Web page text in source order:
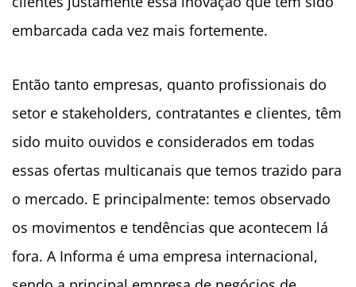
embarcada cada vez mais fortemente.
Então tanto empresas, quanto profissionais do
setor e stakeholders, contratantes e clientes, têm
sido muito ouvidos e considerados em todas
essas ofertas multicanais que temos trazido para
o mercado. E principalmente: temos observado
os movimentos e tendências que acontecem lá
fora. A Informa é uma empresa internacional,